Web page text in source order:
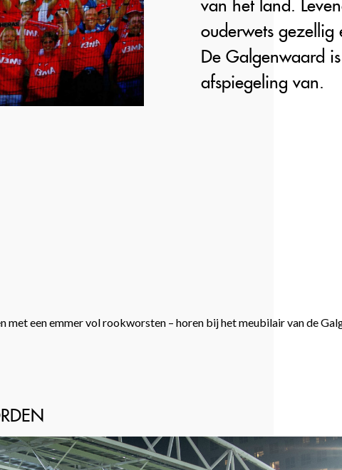
van het land.
ouderwets gezellig
De Galgenwaard
afspiegeling van.
een emmer vol rookworsten – horen bij het meubilair van de